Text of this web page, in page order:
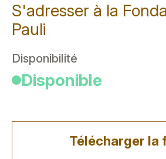
S'adresser à la
Pauli
Disponibilité
Disponible
Télécharger la